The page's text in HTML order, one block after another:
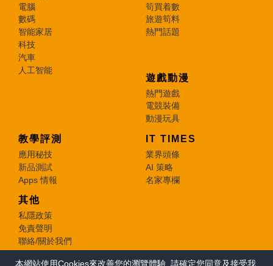
本網站使用Cookies來改善您的瀏覽體驗, 請確定您同意及接受我
電腦
數碼
智能家居
科技
汽車
人工智能
筍買着數
旅遊筍料
熱門話題
遊戲動漫
熱門遊戲
電競裝備
動漫玩具
教學評測
應用秘技
新品測試
Apps 情報
IT TIMES
業界頭條
AI 策略
名家專欄
其他
私隱政策
免責聲明
聯絡/關於我們